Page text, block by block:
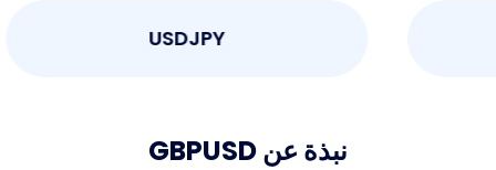
USDJPY
نبذة عن GBPUSD